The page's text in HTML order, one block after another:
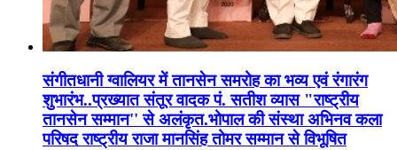
संगीतधानी ग्वालियर में तानसेन समरोह का भव्य एवं रंगारंग
शुभारंभ..प्रख्यात संतूर वादक पं. सतीश व्यास "राष्ट्रीय
तानसेन सम्मान'' से अलंकृत.भोपाल की संस्था अभिनव कला
परिषद राष्ट्रीय राजा मानसिंह तोमर सम्मान से विभूषित